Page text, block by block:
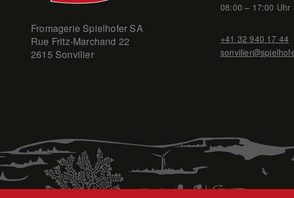
werden
Fromagerie Spielhofer SA
Rue Fritz-Marchand 22
2615 Sonvilier
08:00 – 17:00 Uhr
+41 32 940 17 44